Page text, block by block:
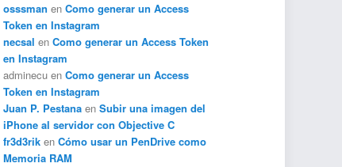
osssman en Como generar un Access
Token en Instagram
necsal en Como generar un Access Token
en Instagram
adminecuen Como generar un Access
Token en Instagram
Juan P. Pestanaen Subir una imagen del
iPhone al servidor con Objective C
fr3d3riken Cómo usar un PenDrive como
Memoria RAM